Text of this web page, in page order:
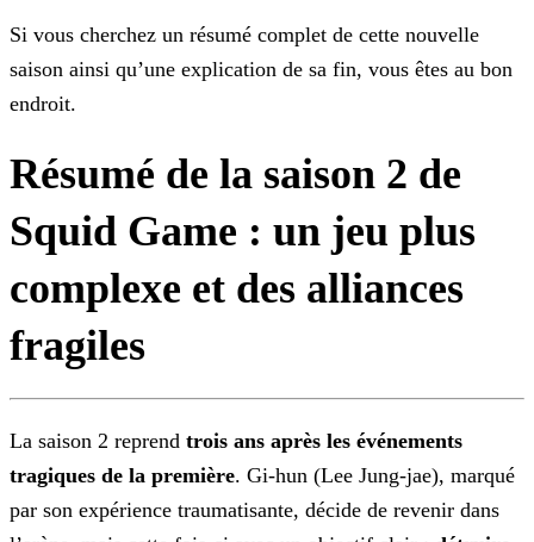
Si vous cherchez un résumé complet de cette nouvelle
saison ainsi qu’une explication de sa fin, vous êtes au bon
endroit.
Résumé de la saison 2 de
Squid Game : un jeu plus
complexe et des alliances
fragiles
La saison 2 reprend trois ans après les événements
tragiques de la première. Gi-hun (Lee Jung-jae), marqué
par son expérience traumatisante, décide de revenir dans